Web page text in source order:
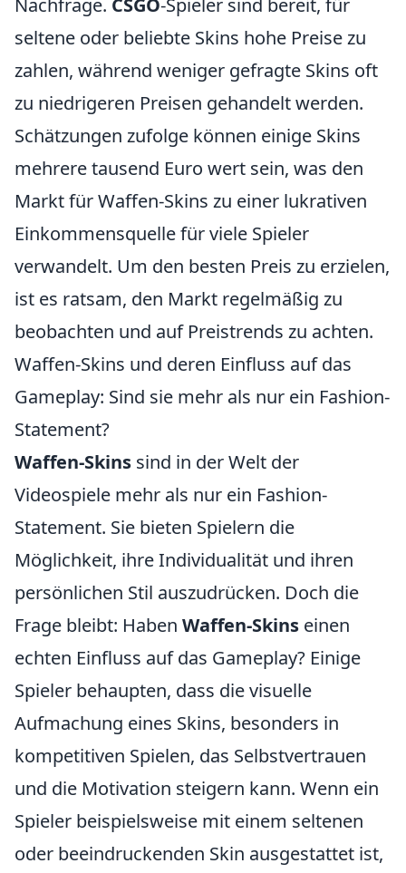
Nachfrage. CSGO-Spieler sind bereit, für
seltene oder beliebte Skins hohe Preise zu
zahlen, während weniger gefragte Skins oft
zu niedrigeren Preisen gehandelt werden.
Schätzungen zufolge können einige Skins
mehrere tausend Euro wert sein, was den
Markt für Waffen-Skins zu einer lukrativen
Einkommensquelle für viele Spieler
verwandelt. Um den besten Preis zu erzielen,
ist es ratsam, den Markt regelmäßig zu
beobachten und auf Preistrends zu achten.
Waffen-Skins und deren Einfluss auf das
Gameplay: Sind sie mehr als nur ein Fashion-
Statement?
Waffen-Skins sind in der Welt der
Videospiele mehr als nur ein Fashion-
Statement. Sie bieten Spielern die
Möglichkeit, ihre Individualität und ihren
persönlichen Stil auszudrücken. Doch die
Frage bleibt: Haben Waffen-Skins einen
echten Einfluss auf das Gameplay? Einige
Spieler behaupten, dass die visuelle
Aufmachung eines Skins, besonders in
kompetitiven Spielen, das Selbstvertrauen
und die Motivation steigern kann. Wenn ein
Spieler beispielsweise mit einem seltenen
oder beeindruckenden Skin ausgestattet ist,